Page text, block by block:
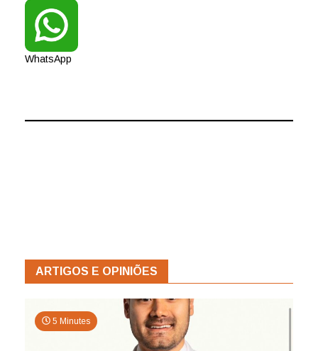
WhatsApp
ARTIGOS E OPINIÕES
5 Minutes